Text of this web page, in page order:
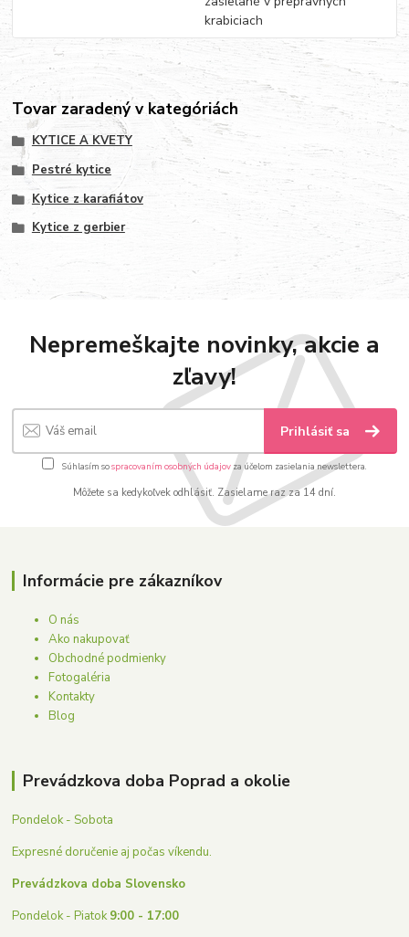
krabiciach
Tovar zaradený v kategóriách
KYTICE A KVETY
Pestré kytice
Kytice z karafiátov
Kytice z gerbier
Nepremeškajte novinky, akcie a
zľavy!
Prihlásiť sa
Súhlasím sospracovaním osobných údajov za účelom zasielania newslettera.
Môžete sa kedykoľvek odhlásiť. Zasielame raz za 14 dní.
Informácie pre zákazníkov
O nás
Ako nakupovať
Obchodné podmienky
Fotogaléria
Kontakty
Blog
Prevádzkova doba Poprad a okolie
Pondelok - Sobota
Expresné doručenie aj počas víkendu.
Prevádzkova doba Slovensko
Pondelok - Piatok9:00 - 17:00